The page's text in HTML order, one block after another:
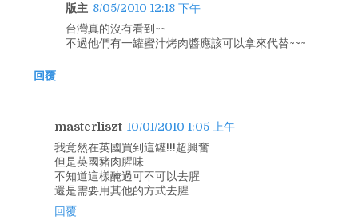
版主 8/05/2010 12:18 下午
台灣真的沒有看到~~
不過他們有一罐蜜汁烤肉醬應該可以拿來代替~~~
回覆
masterliszt 10/01/2010 1:05 上午
我竟然在英國買到這罐!!!超興奮
但是英國豬肉腥味
不知道這樣醃過可不可以去腥
還是需要用其他的方式去腥
回覆